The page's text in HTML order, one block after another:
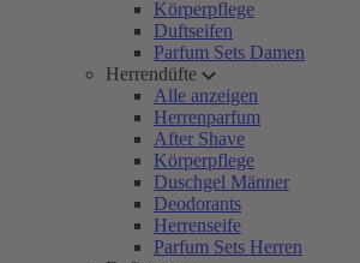
Körperpflege
Duftseifen
Parfum Sets Damen
Herrendüfte
Alle anzeigen
Herrenparfum
After Shave
Körperpflege
Duschgel Männer
Deodorants
Herrenseife
Parfum Sets Herren